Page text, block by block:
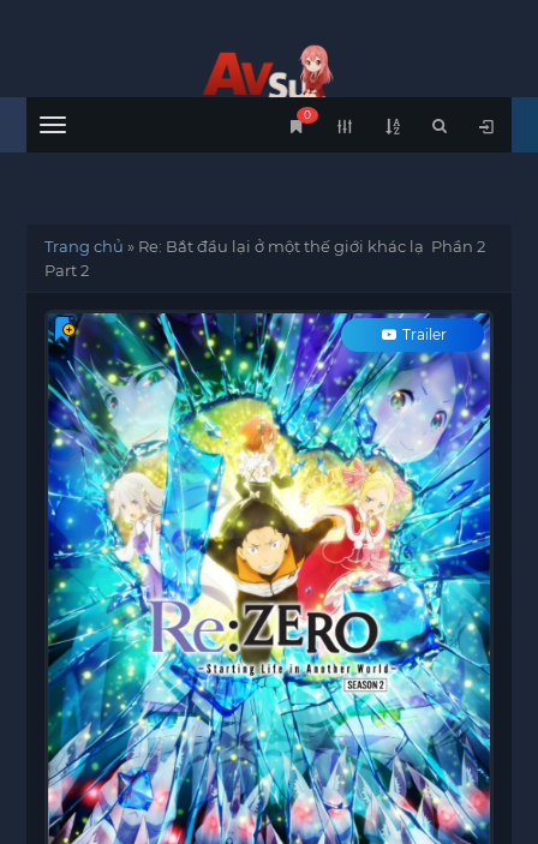
Menu
0
Trang chủ » Re: Bắt đầu lại ở một thế giới khác lạ Phần 2
Part 2
Trailer